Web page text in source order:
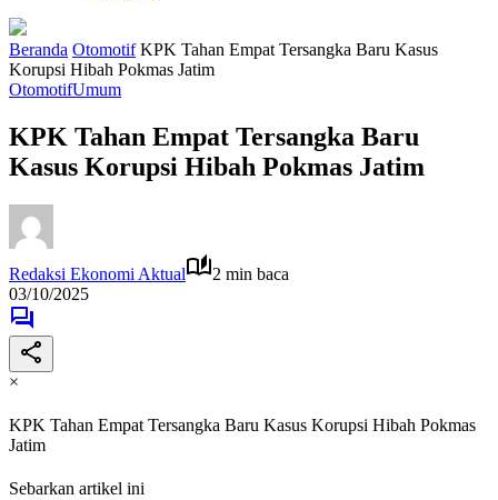
Beranda Otomotif KPK Tahan Empat Tersangka Baru Kasus
Korupsi Hibah Pokmas Jatim
OtomotifUmum
KPK Tahan Empat Tersangka Baru
Kasus Korupsi Hibah Pokmas Jatim
Redaksi Ekonomi Aktual
2 min baca
03/10/2025
×
KPK Tahan Empat Tersangka Baru Kasus Korupsi Hibah Pokmas
Jatim
Sebarkan artikel ini